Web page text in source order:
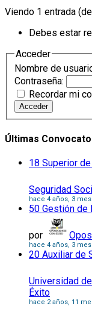
Viendo 1 entrada
Debes estar
Acceder
Nombre de
Contraseña:
Recordar mi
Acceder
Últimas
18 Superior
Seguridad
hace 4 años, 3
50 Gestión de
por
hace 4 años, 3
20 Auxiliar de
Universidad
Éxito
hace 2 años, 11